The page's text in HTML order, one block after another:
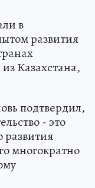
в
развития
Казахстана,
подтвердил,
- это
развития
многократно